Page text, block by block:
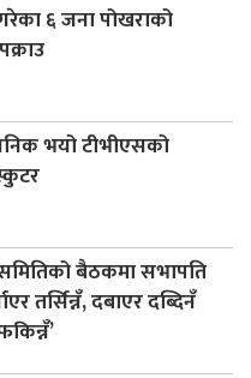
६ जना पोखराको
भयो टीभीएसको
बैठकमा सभापति
तर्सिन्नँ, दबाएर दब्दिनँ